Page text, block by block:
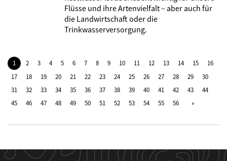
Flüsse und ihre Artenvielfalt – aber auch für
die Landwirtschaft oder die
Trinkwasserversorgung.
1 2 3 4 5 6 7 8 9 10 11 12 13 14 15
16
17
18 19 20 21 22 23 24 25 26 27 28 29
30
31
32 33 34 35 36 37 38 39 40 41 42 43
44
45
46 47 48 49 50 51 52 53 54 55 56